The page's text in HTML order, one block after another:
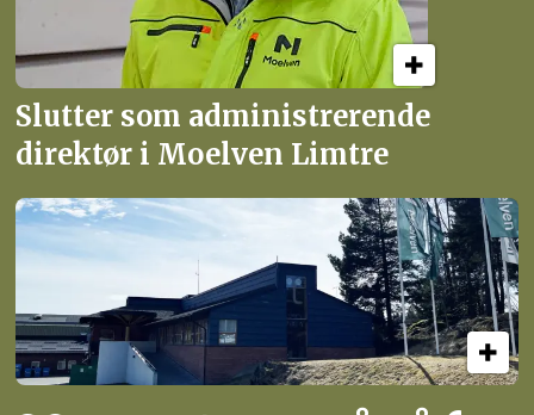
Slutter som administrerende
direktør i Moelven Limtre